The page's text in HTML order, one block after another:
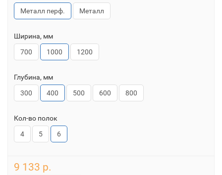
Металл перф.
Металл
Ширина, мм
700
1000 1200
Глубина, мм
300
400 500 600 800
Кол-во полок
4
5 6
9 133 р.